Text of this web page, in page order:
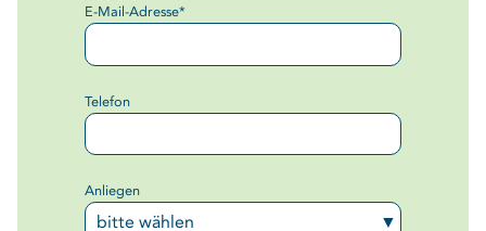
Pflichtfeld
E-Mail-Adresse*
Telefon
Anliegen